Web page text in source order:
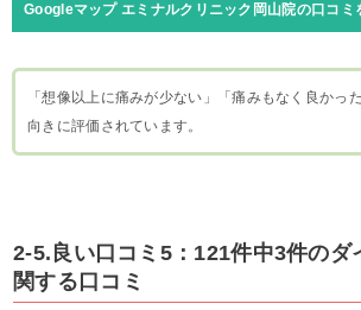
Googleマップ エミナルクリニック岡山院の口コミ
「想像以上に痛みが少ない」「痛みもなく良かっ
向きに評価されています。
2-5.良い口コミ5：121件中3件のダ
関する口コミ